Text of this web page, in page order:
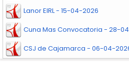
Lanor EIRL - 15-04-2026
Cuna Mas Convocatoria - 28-
CSJ de Cajamarca - 06-04-